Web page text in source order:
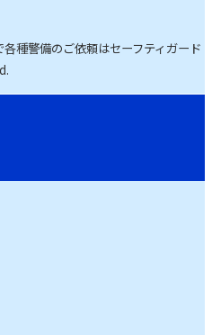
種警備のご依頼はセーフティガード